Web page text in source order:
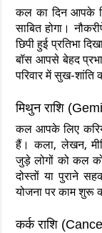
कल का दिन आपके
साबित होगा।
छिपी हुई प्रतिभा
बॉस आपसे बेहद
परिवार में सुख-शांति
मिथुन राशि
कल आपके लिए
हैं। कला, लेखन,
जुड़े लोगों को कल
दोस्तों या पुराने
योजना पर काम शुरू
कर्क राशि